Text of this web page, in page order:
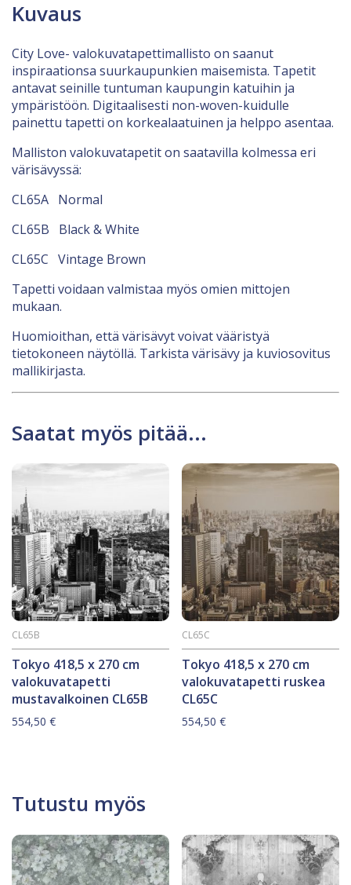
Kuvaus
City Love- valokuvatapettimallisto on saanut
inspiraationsa suurkaupunkien maisemista. Tapetit
antavat seinille tuntuman kaupungin katuihin ja
ympäristöön. Digitaalisesti non-woven-kuidulle
painettu tapetti on korkealaatuinen ja helppo asentaa.
Malliston valokuvatapetit on saatavilla kolmessa eri
värisävyssä:
CL65A Normal
CL65B Black & White
CL65C Vintage Brown
Tapetti voidaan valmistaa myös omien mittojen
mukaan.
Huomioithan, että värisävyt voivat vääristyä
tietokoneen näytöllä. Tarkista värisävy ja kuviosovitus
mallikirjasta.
Saatat myös pitää...
Tokyo 418,5 x 270 cm
valokuvatapetti
mustavalkoinen CL65B
CL65B
554,50 €
Tokyo 418,5 x 270 cm
valokuvatapetti ruskea
CL65C
CL65C
554,50€
Tutustu myös